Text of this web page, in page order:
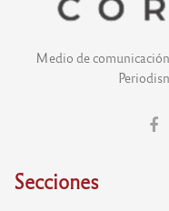
Medio de
Secciones